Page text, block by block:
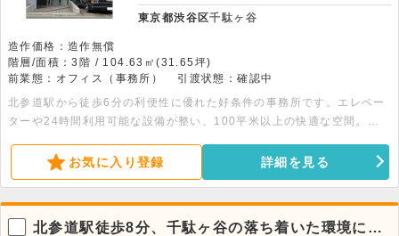
東京都渋谷区千駄ヶ谷
造作価格：造作無償
階層/面積：3階 / 104.63㎡(31.65坪)
前業態：オフィス（事務所）
引渡状態：確認中
北参道駅から徒歩6分の利便性に優れた好条件の事務所です。エレベー
ターや24時間利用可能な設備が整い、100平米以上の快適な空間。ス
てはお問い合わせください。
お気に入り登録 詳細を見る
北参道駅徒歩8分、千駄ヶ谷の落ち着いた環境にあ